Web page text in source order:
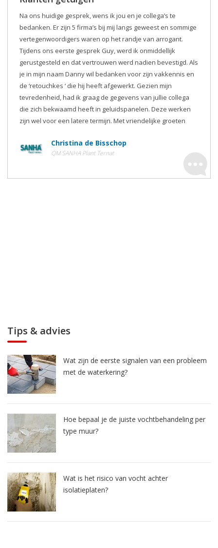
Na ons huidige gesprek, wens ik jou en je collega’s te
bedanken. Er zijn 5 firma’s bij mij langs geweest en sommige
vertegenwoordigers waren op het randje van arrogant.
Tijdens ons eerste gesprek Guy, werd ik onmiddellijk
gerustgesteld en dat vertrouwen werd nadien bevestigd. Als
je in mijn naam Danny wil bedanken voor zijn vakkennis en
de ‘retouchkes ‘ die hij heeft afgewerkt. Gezien mijn
tevredenheid, had ik graag de gegevens van jullie collega
die zich bekwaamd heeft in geluidspanelen. Deze werken
zijn wel voor een latere termijn. Met vriendelijke groeten
Christina de Bisschop
QM SANHA Plant Ternat
Tips & advies
Wat zijn de eerste signalen van een probleem
met de waterkering?
Hoe bepaal je de juiste vochtbehandeling per
type muur?
Wat is het risico van vocht achter
isolatieplaten?